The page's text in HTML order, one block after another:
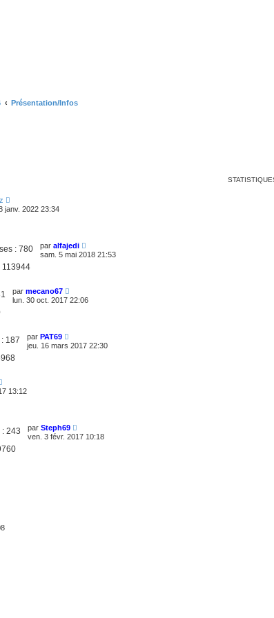
Présentation/Infos
janv. 2022 23:34
: 780
113944
par alfajedi
sam. 5 mai 2018 21:53
par mecano67
lun. 30 oct. 2017 22:06
187
par PAT69
jeu. 16 mars 2017 22:30
13:12
: 243
par Steph69
ven. 3 févr. 2017 10:18